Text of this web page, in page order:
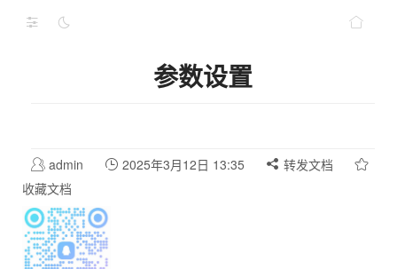
参数设置
admin 2025年3月12日 13:35
转发文档
收藏文档